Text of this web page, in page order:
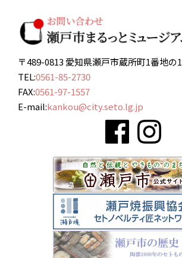
〒489-0813 愛知県瀬戸市蔵所町1番地の1
TEL:0561-85-2730
FAX:0561-97-1557
E-mail:kankou@city.seto.lg.jp